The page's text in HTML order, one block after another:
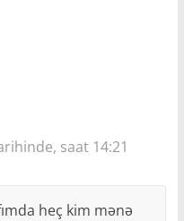
saat 14:21
heç kim mənə